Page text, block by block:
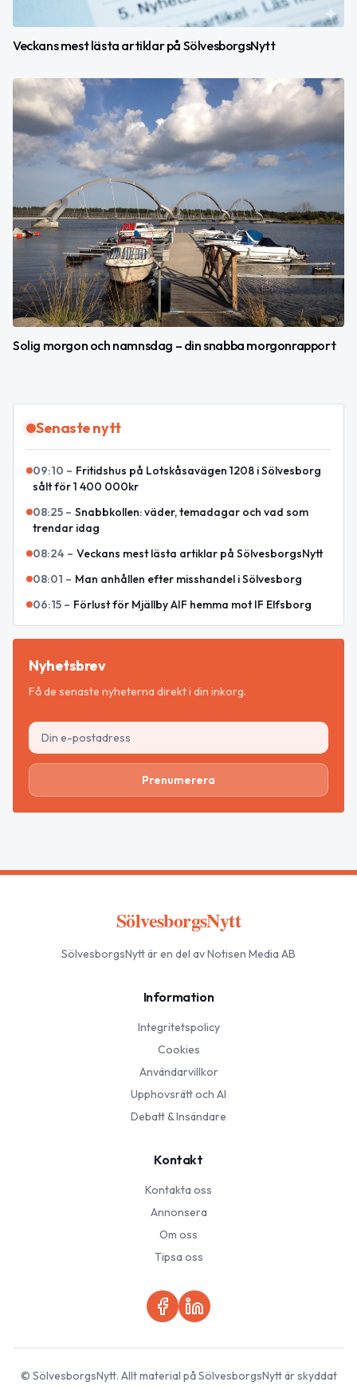
Veckans mest lästa artiklar på SölvesborgsNytt
Solig morgon och namnsdag – din snabba morgonrapport
Senaste nytt
09:10 – Fritidshus på Lotskåsavägen 1208 i Sölvesborg
sålt för 1 400 000kr
08:25 – Snabbkollen: väder, temadagar och vad som
trendar idag
08:24 – Veckans mest lästa artiklar på SölvesborgsNytt
08:01 – Man anhållen efter misshandel i Sölvesborg
06:15 – Förlust för Mjällby AIF hemma mot IF Elfsborg
Nyhetsbrev
Få de senaste nyheterna direkt i din inkorg.
Prenumerera
SölvesborgsNytt
SölvesborgsNyttär en del av Notisen Media AB
Information
Integritetspolicy
Cookies
Användarvillkor
Upphovsrätt och AI
Debatt & Insändare
Kontakt
Kontakta oss
Annonsera
Om oss
Tipsa oss
© SölvesborgsNytt. Allt material påSölvesborgsNyttär skyddat